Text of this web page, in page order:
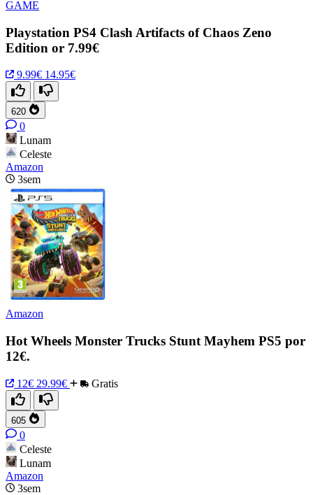
GAME
Playstation PS4 Clash Artifacts of Chaos Zeno
Edition or 7.99€
9.99€ 14.95€
620
0
Lunam
Celeste
Amazon
3sem
Amazon
Hot Wheels Monster Trucks Stunt Mayhem PS5 por
12€.
12€ 29.99€ Gratis
605
0
Celeste
Lunam
Amazon
3sem